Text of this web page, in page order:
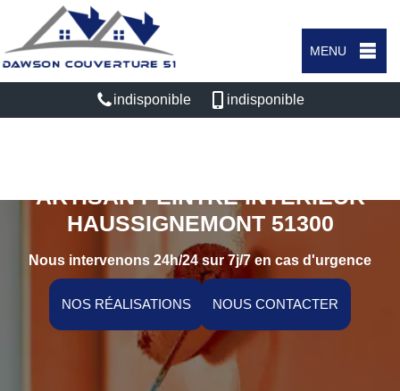
MENU
indisponible indisponible
ARTISAN PEINTRE INTÉRIEUR
HAUSSIGNEMONT 51300
Nous intervenons 24h/24 sur 7j/7 en cas d'urgence
NOS RÉALISATIONS NOUS CONTACTER